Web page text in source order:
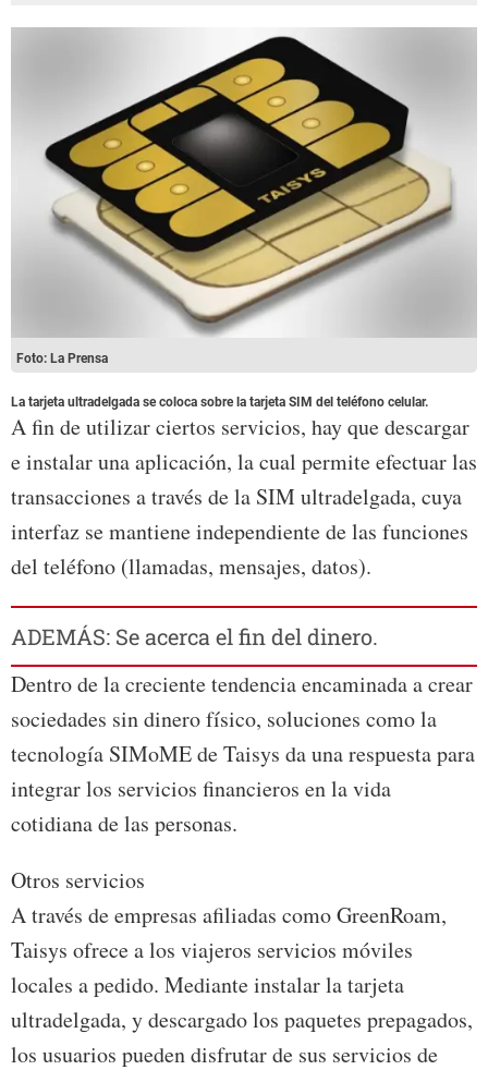
Foto: La Prensa
La tarjeta ultradelgada se coloca sobre la tarjeta SIM del teléfono celular.
A fin de utilizar ciertos servicios, hay que descargar
e instalar una aplicación, la cual permite efectuar las
transacciones a través de la SIM ultradelgada, cuya
interfaz se mantiene independiente de las funciones
del teléfono (llamadas, mensajes, datos).
ADEMÁS: Se acerca el fin del dinero.
Dentro de la creciente tendencia encaminada a crear
sociedades sin dinero físico, soluciones como la
tecnología SIMoME de Taisys da una respuesta para
integrar los servicios financieros en la vida
cotidiana de las personas.
Otros servicios
A través de empresas afiliadas como GreenRoam,
Taisys ofrece a los viajeros servicios móviles
locales a pedido. Mediante instalar la tarjeta
ultradelgada, y descargado los paquetes prepagados,
los usuarios pueden disfrutar de sus servicios de